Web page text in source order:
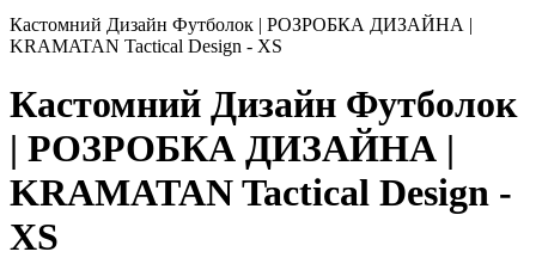
Кастомний Дизайн Футболок | РОЗРОБКА ДИЗАЙНА |
KRAMATAN Tactical Design - XS
Кастомний Дизайн Футболок
| РОЗРОБКА ДИЗАЙНА |
KRAMATAN Tactical Design -
XS